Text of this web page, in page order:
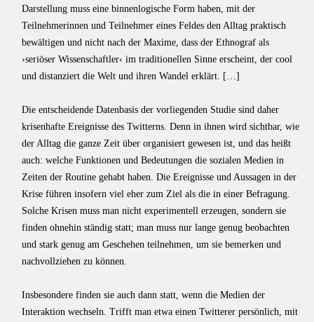
Darstellung muss eine binnenlogische Form haben, mit der
Teilnehmerinnen und Teilnehmer eines Feldes den Alltag praktisch
bewältigen und nicht nach der Maxime, dass der Ethnograf als
›seriöser Wissenschaftler‹ im traditionellen Sinne erscheint, der cool
und distanziert die Welt und ihren Wandel erklärt. […]
Die entscheidende Datenbasis der vorliegenden Studie sind daher
krisenhafte Ereignisse des Twitterns. Denn in ihnen wird sichtbar, wie
der Alltag die ganze Zeit über organisiert gewesen ist, und das heißt
auch: welche Funktionen und Bedeutungen die sozialen Medien in
Zeiten der Routine gehabt haben. Die Ereignisse und Aussagen in der
Krise führen insofern viel eher zum Ziel als die in einer Befragung.
Solche Krisen muss man nicht experimentell erzeugen, sondern sie
finden ohnehin ständig statt; man muss nur lange genug beobachten
und stark genug am Geschehen teilnehmen, um sie bemerken und
nachvollziehen zu können.
Insbesondere finden sie auch dann statt, wenn die Medien der
Interaktion wechseln. Trifft man etwa einen Twitterer persönlich, mit